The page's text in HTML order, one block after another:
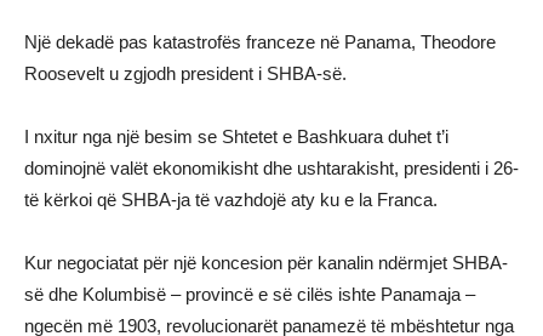
Një dekadë pas katastrofës franceze në Panama, Theodore
Roosevelt u zgjodh president i SHBA-së.
I nxitur nga një besim se Shtetet e Bashkuara duhet t’i
dominojnë valët ekonomikisht dhe ushtarakisht, presidenti i 26-
të kërkoi që SHBA-ja të vazhdojë aty ku e la Franca.
Kur negociatat për një koncesion për kanalin ndërmjet SHBA-
së dhe Kolumbisë – provincë e së cilës ishte Panamaja –
ngecën më 1903, revolucionarët panamezë të mbështetur nga